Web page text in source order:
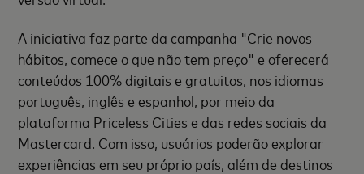
A iniciativa faz parte da campanha "Crie novos
hábitos, comece o que não tem preço" e oferecerá
conteúdos 100% digitais e gratuitos, nos idiomas
português, inglês e espanhol, por meio da
plataforma Priceless Cities e das redes sociais da
Mastercard. Com isso, usuários poderão explorar
experiências em seu próprio país, além de destinos